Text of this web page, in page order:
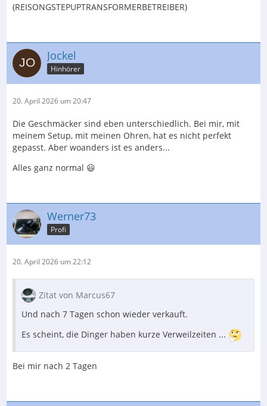
(REISONGSTEPUPTRANSFORMERBETREIBER)
Jockel
Hinhörer
20. April 2026 um 20:47
Die Geschmäcker sind eben unterschiedlich. Bei mir, mit
meinem Setup, mit meinen Ohren, hat es nicht perfekt
gepasst. Aber woanders ist es anders...
Alles ganz normal 😃
Werner73
Profi
20. April 2026 um 22:12
Zitat von Marcus67
Und nach 7 Tagen schon wieder verkauft.
Es scheint, die Dinger haben kurze Verweilzeiten ...
Bei mir nach 2 Tagen